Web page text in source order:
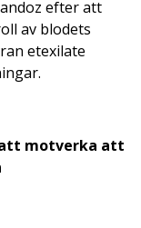
efter att
av blodets
etexilate
att motverka att